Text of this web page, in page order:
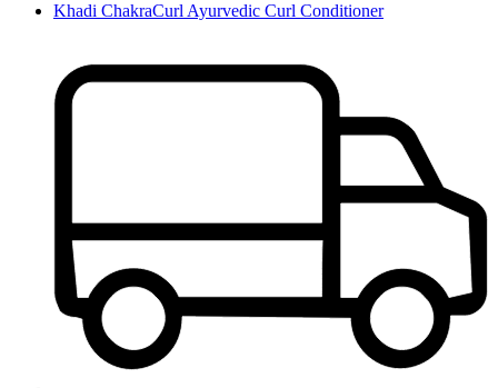
Khadi ChakraCurl Ayurvedic Curl Conditioner